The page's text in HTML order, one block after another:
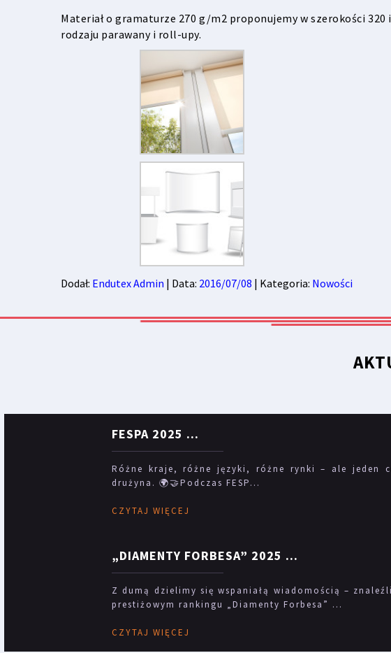
Materiał o gramaturze 270 g/m2 proponujemy w szerokości
rodzaju parawany i roll-upy.
Dodał: Endutex Admin | Data: 2016/07/08 | Kategoria: Nowości
FESPA 2025 ...
Różne kraje, różne języki, różne rynki – ale jeden
drużyna. 🌍🤝Podczas FESP...
CZYTAJ WIĘCEJ
„DIAMENTY FORBESA” 2025 ...
Z dumą dzielimy się wspaniałą wiadomością –
prestiżowym rankingu „Diamenty Forbesa” ...
CZYTAJ WIĘCEJ